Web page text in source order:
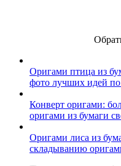
Оригами птица из
фото лучших идей
Конверт оригами:
оригами из бумаги
Оригами лиса из
складыванию